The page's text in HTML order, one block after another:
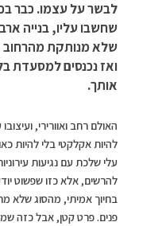
לבשר על עצמו. כבר
שחשבו עליו, בנייה
שלא מנותקת מהרחוב
ואז נכנסים למסעדת
אותך.
האולם רחב ואוורירי,
להיות אקלקטי בלי להיות
עלי שלכת עם נגיעות
להרשים, אלא כזו שפשוט
בחיוך אמיתי, מהסוג שלא
פנים. פרט קטן, אבל כזה